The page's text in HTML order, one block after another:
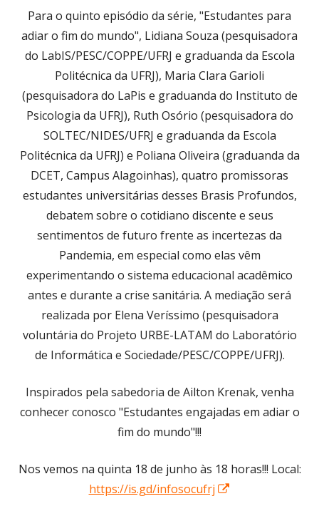
Para o quinto episódio da série, "Estudantes para
adiar o fim do mundo", Lidiana Souza (pesquisadora
do LabIS/PESC/COPPE/UFRJ e graduanda da Escola
Politécnica da UFRJ), Maria Clara Garioli
(pesquisadora do LaPis e graduanda do Instituto de
Psicologia da UFRJ), Ruth Osório (pesquisadora do
SOLTEC/NIDES/UFRJ e graduanda da Escola
Politécnica da UFRJ) e Poliana Oliveira (graduanda da
DCET, Campus Alagoinhas), quatro promissoras
estudantes universitárias desses Brasis Profundos,
debatem sobre o cotidiano discente e seus
sentimentos de futuro frente as incertezas da
Pandemia, em especial como elas vêm
experimentando o sistema educacional acadêmico
antes e durante a crise sanitária. A mediação será
realizada por Elena Veríssimo (pesquisadora
voluntária do Projeto URBE-LATAM do Laboratório
de Informática e Sociedade/PESC/COPPE/UFRJ).
Inspirados pela sabedoria de Ailton Krenak, venha
conhecer conosco "Estudantes engajadas em adiar o
fim do mundo"!!!
Nos vemos na quinta 18 de junho às 18 horas!!! Local:
https://is.gd/infosocufrj